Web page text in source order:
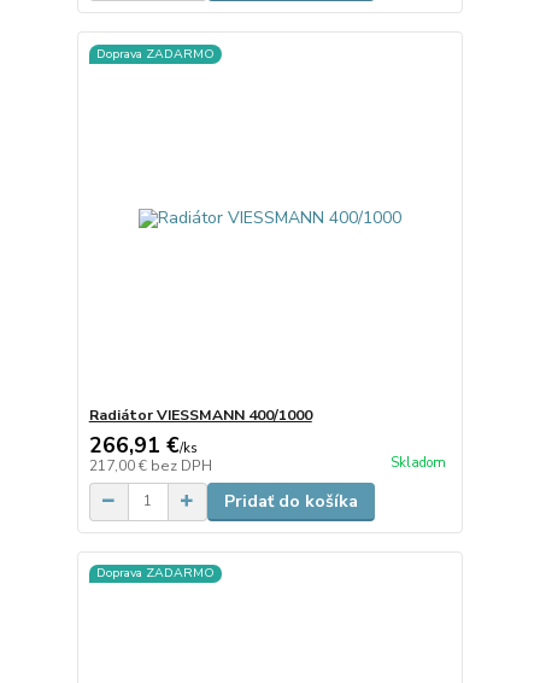
Doprava ZADARMO
Radiátor VIESSMANN 400/1000
266,91 €/ks
217,00 € bez DPH Skladom
Pridať do košíka
Doprava ZADARMO